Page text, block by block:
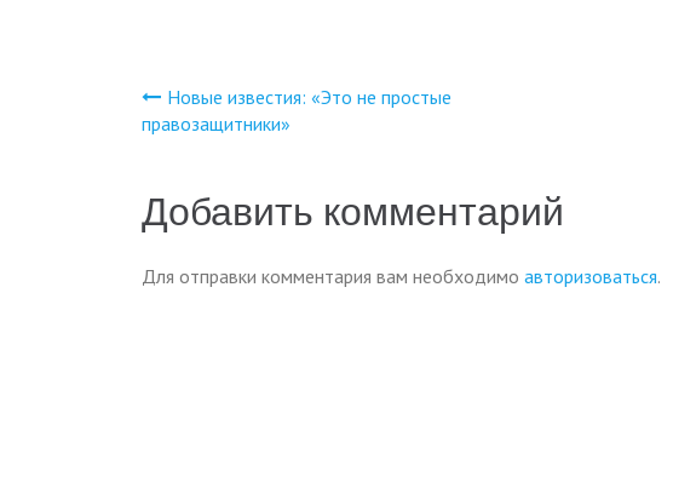
Навигация
записям
Новые известия: «Это не простые
правозащитники»
Добавить комментарий
Для отправки комментария вам необходимо авторизоваться.